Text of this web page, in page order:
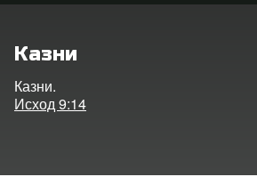
Казни
Казни.
Исход 9:14